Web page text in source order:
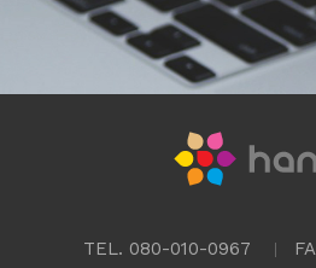
TEL. 080-010-0967